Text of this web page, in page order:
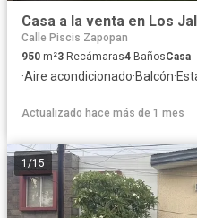
Casa a la venta en Los
Calle Piscis Zapopan
950 m²3 Recámaras4 BañosCasa
·Aire acondicionado·Balcón·
Actualizado hace más de 1 mes
1 /15